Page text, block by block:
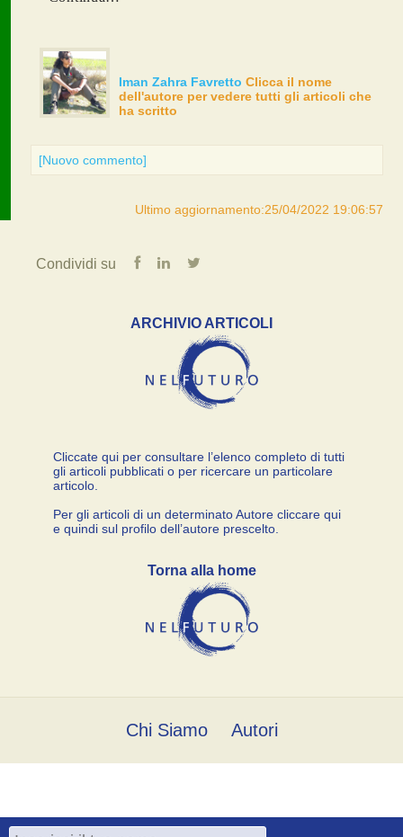
Iman Zahra Favretto Clicca il nome
dell'autore per vedere tutti gli articoli che
ha scritto
[Nuovo commento]
Ultimo aggiornamento:25/04/2022 19:06:57
Condividi su
ARCHIVIO ARTICOLI
Cliccate qui per consultare l’elenco completo di tutti
gli articoli pubblicati o per ricercare un particolare
articolo.
Per gli articoli di un determinato Autore cliccare qui
e quindi sul profilo dell’autore prescelto.
Torna alla home
Chi Siamo Autori